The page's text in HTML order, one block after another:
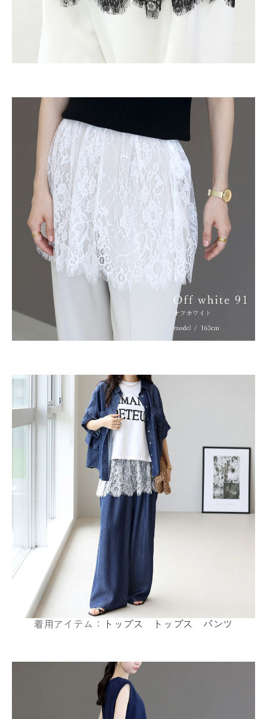
着用アイテム： トップス トップス パンツ